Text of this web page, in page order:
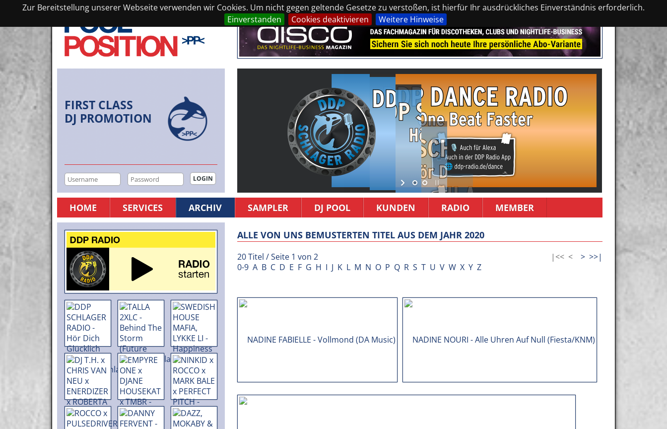
Zur Bereitstellung unserer Webseite verwenden wir Cookies. Um nicht gegen geltende Gesetze zu verstoßen, ist hierfür Ihr ausdrückliches Einverständnis erforderlich.
Einverstanden
Cookies deaktivieren Weitere Hinweise
FIRST CLASS
DJ PROMOTION
HOME SERVICES ARCHIV SAMPLER DJ POOL KUNDEN RADIO MEMBER
ALLE VON UNS BEMUSTERTEN TITEL AUS DEM JAHR 2020
20 Titel / Seite 1 von 2 |<< < > >>|
0-9 A B C D E F G H I J K L M N O P Q R S T U V W X Y Z